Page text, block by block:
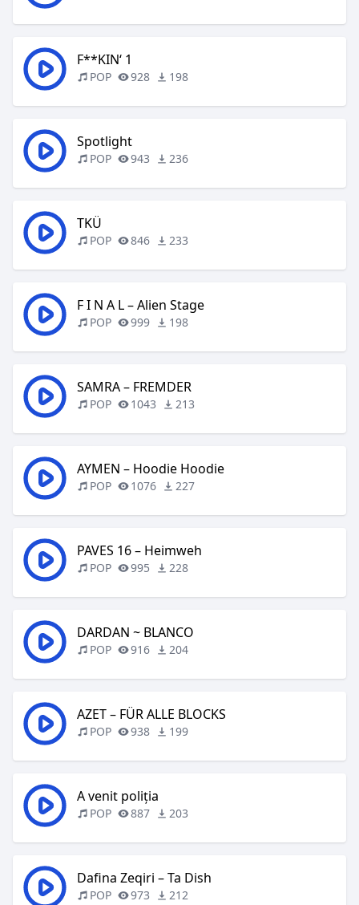
F**KIN‘ 1
POP 928 198
Spotlight
POP 943 236
TKÜ
POP 846 233
F I N A L – Alien Stage
POP 999 198
SAMRA – FREMDER
POP 1043 213
AYMEN – Hoodie Hoodie
POP 1076 227
PAVES 16 – Heimweh
POP 995 228
DARDAN ~ BLANCO
POP 916 204
AZET – FÜR ALLE BLOCKS
POP 938 199
A venit poliția
POP 887 203
Dafina Zeqiri – Ta Dish
POP 973 212